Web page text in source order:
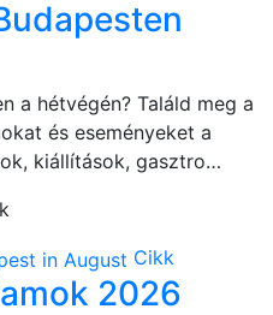
a hétvégén? Találd meg a
és eseményeket a
kiállítások, gasztro…
Cikk
2026